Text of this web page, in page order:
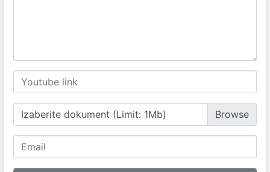
Izaberite dokument (Limit: 1Mb)